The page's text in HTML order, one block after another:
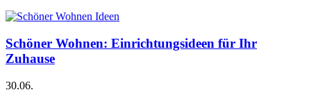
Schöner Wohnen: Einrichtungsideen für Ihr
Zuhause
30.06.